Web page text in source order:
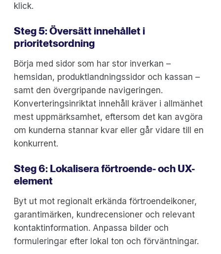
klick.
Steg 5: Översätt innehållet i
prioritetsordning
Börja med sidor som har stor inverkan –
hemsidan, produktlandningssidor och kassan –
samt den övergripande navigeringen.
Konverteringsinriktat innehåll kräver i allmänhet
mest uppmärksamhet, eftersom det kan avgöra
om kunderna stannar kvar eller går vidare till en
konkurrent.
Steg 6: Lokalisera förtroende- och UX-
element
Byt ut mot regionalt erkända förtroendeikoner,
garantimärken, kundrecensioner och relevant
kontaktinformation. Anpassa bilder och
formuleringar efter lokal ton och förväntningar.